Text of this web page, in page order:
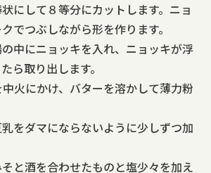
状にして８等分にカットします。ニョ
でつぶしながら形を作ります。
中にニョッキを入れ、ニョッキが浮
ら取り出します。
火にかけ、バターを溶かして薄力粉
をダマにならないように少しずつ加
と酒を合わせたものと塩少々を加え